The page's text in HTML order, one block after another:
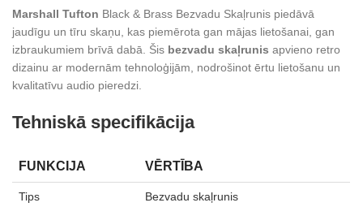
Marshall Tufton Black & Brass Bezvadu Skaļrunis piedāvā
jaudīgu un tīru skaņu, kas piemērota gan mājas lietošanai, gan
izbraukumiem brīvā dabā. Šis bezvadu skaļrunis apvieno retro
dizainu ar modernām tehnoloģijām, nodrošinot ērtu lietošanu un
kvalitatīvu audio pieredzi.
Tehniskā specifikācija
FUNKCIJA VĒRTĪBA
Tips Bezvadu skaļrunis